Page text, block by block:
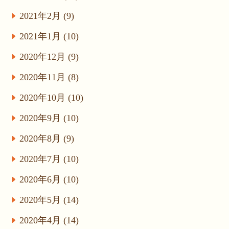
2021年2月 (9)
2021年1月 (10)
2020年12月 (9)
2020年11月 (8)
2020年10月 (10)
2020年9月 (10)
2020年8月 (9)
2020年7月 (10)
2020年6月 (10)
2020年5月 (14)
2020年4月 (14)